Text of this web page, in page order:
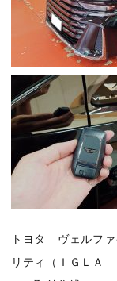
トヨタ ヴェルフ
リティ（ＩＧＬＡ